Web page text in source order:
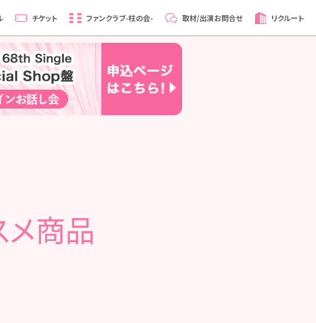
チケット ファンクラブ-柱の会- 取材/出演お問合せ リクルート
商品